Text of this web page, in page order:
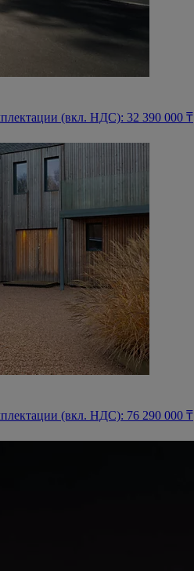
(вкл. НДС): 32 390 000 ₸
(вкл. НДС): 76 290 000 ₸